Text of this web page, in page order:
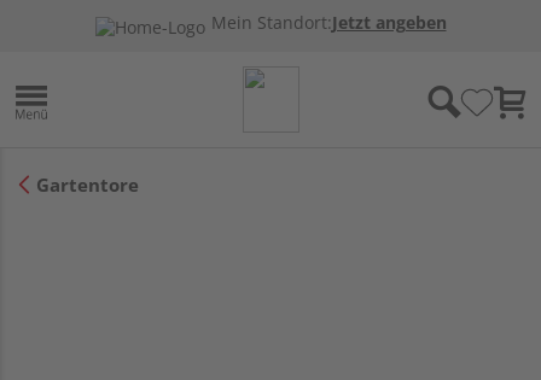
Mein Standort:Jetzt angeben
Gartentore